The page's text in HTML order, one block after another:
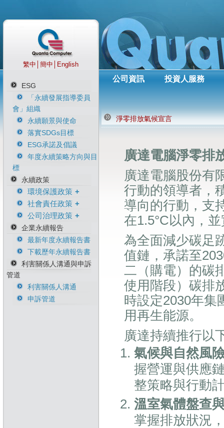
繁中 簡中 English
ESG
「永續發展指導委員
會」組織
永續願景與使命
落實SDGs目標
ESG承諾及倡議
年度永續策略方向與目
標
永續政策
環境保護政策
環境保護政策
淨零排放氣候宣言
能源管理政策
溫室氣體政策
生物多樣性暨不毀林
承諾
社會責任政策
人權政策
人才永續政策
職安衛政策
反歧視與反騷擾政策
公司治理政策
誠信與道德政策暨執
行方針
風險管理政策暨執行
方針
衝突礦產管理政策
稅務政策與管理辦法
企業永續報告
最新年度永續報告書
下載歷年永續報告書
利害關係人溝通與申訴
管道
利害關係人溝通
申訴管道
公司資訊 投資人服務
淨零排放氣候宣言
廣達電腦淨零排
廣達電腦股份有
行動的領導者，
導向的行動，支
在1.5°C以內，
為全面減少碳足
值鏈，承諾至
二（購電）的碳
使用階段）碳排
時設定2030年集
用再生能源。
廣達持續推行以
氣候與自然風
握營運與供應
整策略與行動
溫室氣體盤查
掌握排放狀況